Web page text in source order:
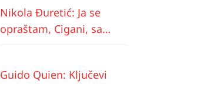
Nikola Đuretić: Ja se
opraštam, Cigani, sa
Guido Quien: Ključevi